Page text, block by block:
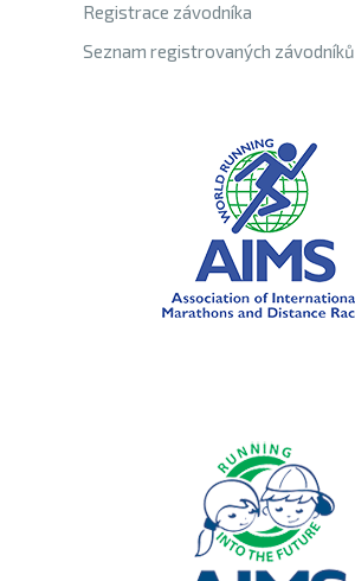
Registrace závodníka
Seznam registrovaných závodníků